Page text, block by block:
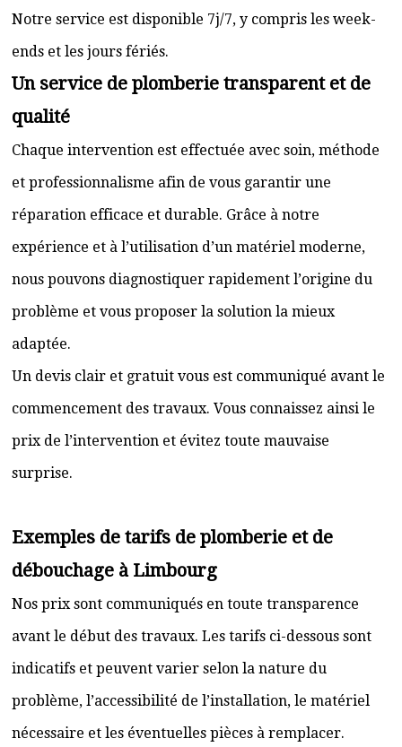
Notre service est disponible 7j/7, y compris les week-
ends et les jours fériés.
Un service de plomberie transparent et de
qualité
Chaque intervention est effectuée avec soin, méthode
et professionnalisme afin de vous garantir une
réparation efficace et durable. Grâce à notre
expérience et à l’utilisation d’un matériel moderne,
nous pouvons diagnostiquer rapidement l’origine du
problème et vous proposer la solution la mieux
adaptée.
Un devis clair et gratuit vous est communiqué avant le
commencement des travaux. Vous connaissez ainsi le
prix de l’intervention et évitez toute mauvaise
surprise.
Exemples de tarifs de plomberie et de
débouchage à Limbourg
Nos prix sont communiqués en toute transparence
avant le début des travaux. Les tarifs ci-dessous sont
indicatifs et peuvent varier selon la nature du
problème, l’accessibilité de l’installation, le matériel
nécessaire et les éventuelles pièces à remplacer.